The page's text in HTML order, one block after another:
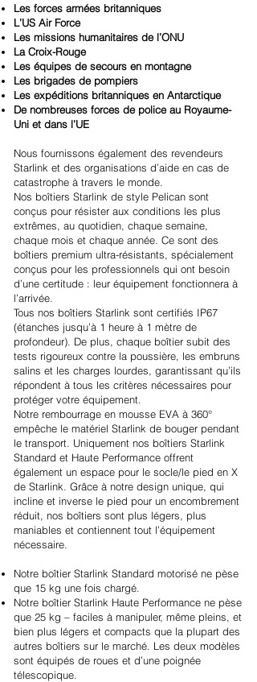
Les forces armées britanniques
L’US Air Force
Les missions humanitaires de l’ONU
La Croix-Rouge
Les équipes de secours en montagne
Les brigades de pompiers
Les expéditions britanniques en Antarctique
De nombreuses forces de police au Royaume-
Uni et dans l’UE
Nous fournissons également des revendeurs
Starlink et des organisations d’aide en cas de
catastrophe à travers le monde.
Nos boîtiers Starlink de style Pelican sont
conçus pour résister aux conditions les plus
extrêmes, au quotidien, chaque semaine,
chaque mois et chaque année. Ce sont des
boîtiers premium ultra-résistants, spécialement
conçus pour les professionnels qui ont besoin
d’une certitude : leur équipement fonctionnera à
l’arrivée.
Tous nos boîtiers Starlink sont certifiés IP67
(étanches jusqu’à 1 heure à 1 mètre de
profondeur). De plus, chaque boîtier subit des
tests rigoureux contre la poussière, les embruns
salins et les charges lourdes, garantissant qu’ils
répondent à tous les critères nécessaires pour
protéger votre équipement.
Notre rembourrage en mousse EVA à 360°
empêche le matériel Starlink de bouger pendant
le transport. Uniquement nos boîtiers Starlink
Standard et Haute Performance offrent
également un espace pour le socle/le pied en X
de Starlink. Grâce à notre design unique, qui
incline et inverse le pied pour un encombrement
réduit, nos boîtiers sont plus légers, plus
maniables et contiennent tout l’équipement
nécessaire.
Notre boîtier Starlink Standard motorisé ne pèse
que 15 kg une fois chargé.
Notre boîtier Starlink Haute Performance ne pèse
que 25 kg – faciles à manipuler, même pleins, et
bien plus légers et compacts que la plupart des
autres boîtiers sur le marché. Les deux modèles
sont équipés de roues et d’une poignée
télescopique.